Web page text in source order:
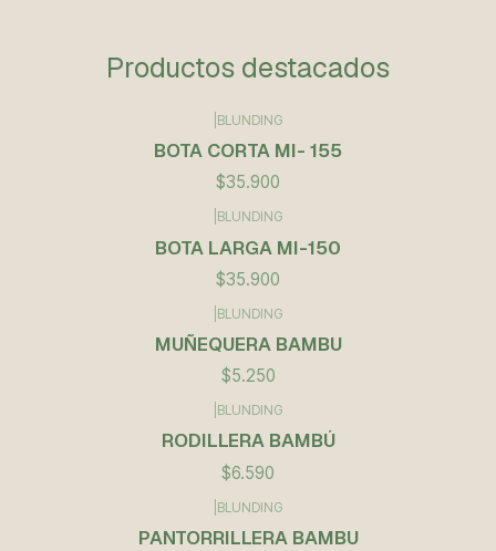
Productos destacados
BLUNDING
BOTA CORTA MI- 155
$35.900
BLUNDING
BOTA LARGA MI-150
$35.900
BLUNDING
MUÑEQUERA BAMBU
$5.250
BLUNDING
RODILLERA BAMBÚ
$6.590
BLUNDING
PANTORRILLERA BAMBU